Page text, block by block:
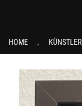
HOME KÜNSTLER